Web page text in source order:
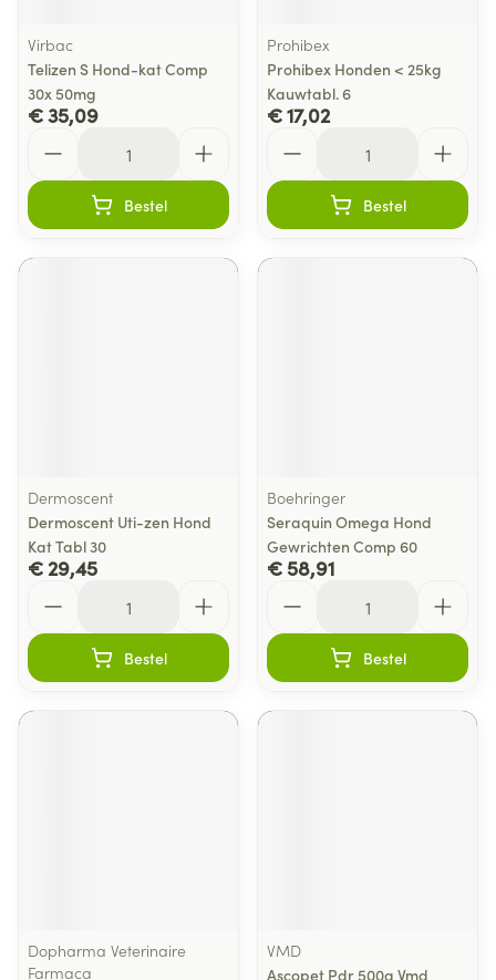
Virbac
Telizen S Hond-kat Comp
30x 50mg
€ 35,09
Bestel
Prohibex
Prohibex Honden < 25kg
Kauwtabl. 6
€ 17,02
Bestel
Dermoscent
Dermoscent Uti-zen Hond
Kat Tabl 30
€ 29,45
Bestel
Boehringer
Seraquin Omega Hond
Gewrichten Comp 60
€ 58,91
Bestel
Dopharma Veterinaire
Farmaca
VMD
Ascopet Pdr 500g Vmd